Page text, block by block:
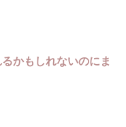
かもしれないのにま